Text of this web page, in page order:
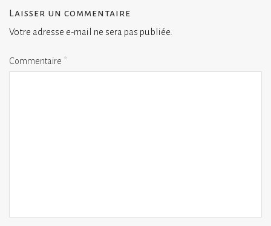
Laisser un commentaire
Votre adresse e-mail ne sera pas publiée.
Commentaire *